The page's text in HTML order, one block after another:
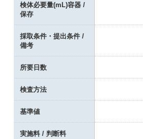
検体必要量(mL)容器 /
保存
採取条件・提出条件 /
備考
所要日数
検査方法
基準値
実施料 / 判断料